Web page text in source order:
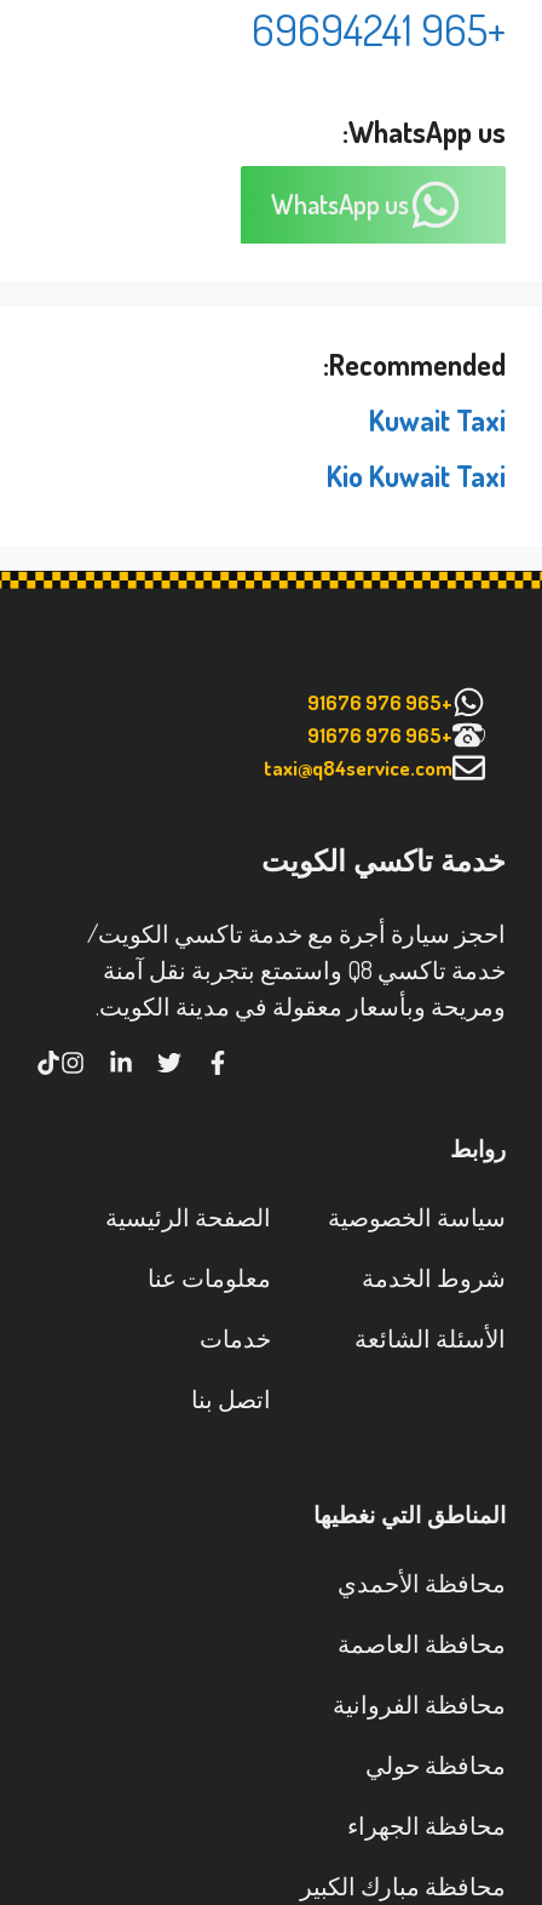
+965 69694241
WhatsApp us:
WhatsApp us
Recommended:
Kuwait Taxi
Kio Kuwait Taxi
+965 976 91676
+965 976 91676
taxi@q84service.com
خدمة تاكسي الكويت
احجز سيارة أجرة مع خدمة تاكسي الكويت/
خدمة تاكسي Q8 واستمتع بتجربة نقل آمنة
ومريحة وبأسعار معقولة في مدينة الكويت.
روابط
سياسة الخصوصية
شروط الخدمة
الأسئلة الشائعة
الصفحة الرئيسية
معلومات عنا
خدمات
اتصل بنا
المناطق التي نغطيها
محافظة الأحمدي
محافظة العاصمة
محافظة الفروانية
محافظة حولي
محافظة الجهراء
محافظة مبارك الكبير